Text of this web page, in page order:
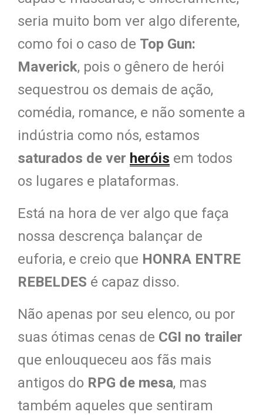
seria muito bom ver algo diferente,
como foi o caso de Top Gun:
Maverick, pois o gênero de herói
sequestrou os demais de ação,
comédia, romance, e não somente a
indústria como nós, estamos
saturados de ver heróis em todos
os lugares e plataformas.
Está na hora de ver algo que faça
nossa descrença balançar de
euforia, e creio que HONRA ENTRE
REBELDES é capaz disso.
Não apenas por seu elenco, ou por
suas ótimas cenas de CGI no trailer
que enlouqueceu aos fãs mais
antigos do RPG de mesa, mas
também aqueles que sentiram